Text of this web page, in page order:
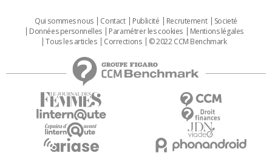
Qui sommes nous Contact Publicité Recrutement
Societé
Données personnelles
Paramétrer les cookies
Mentions légales
Tous les articles
Corrections © 2022 CCM Benchmark